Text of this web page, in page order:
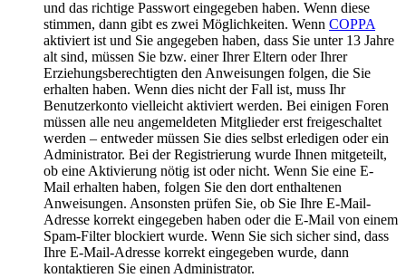
und das richtige Passwort eingegeben haben. Wenn diese
stimmen, dann gibt es zwei Möglichkeiten. Wenn COPPA
aktiviert ist und Sie angegeben haben, dass Sie unter 13 Jahre
alt sind, müssen Sie bzw. einer Ihrer Eltern oder Ihrer
Erziehungsberechtigten den Anweisungen folgen, die Sie
erhalten haben. Wenn dies nicht der Fall ist, muss Ihr
Benutzerkonto vielleicht aktiviert werden. Bei einigen Foren
müssen alle neu angemeldeten Mitglieder erst freigeschaltet
werden – entweder müssen Sie dies selbst erledigen oder ein
Administrator. Bei der Registrierung wurde Ihnen mitgeteilt,
ob eine Aktivierung nötig ist oder nicht. Wenn Sie eine E-
Mail erhalten haben, folgen Sie den dort enthaltenen
Anweisungen. Ansonsten prüfen Sie, ob Sie Ihre E-Mail-
Adresse korrekt eingegeben haben oder die E-Mail von einem
Spam-Filter blockiert wurde. Wenn Sie sich sicher sind, dass
Ihre E-Mail-Adresse korrekt eingegeben wurde, dann
kontaktieren Sie einen Administrator.